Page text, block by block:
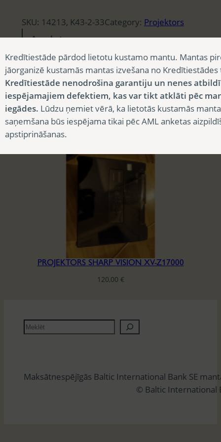
SKU: 14213, K43-2-33Category: Projektors
Apraksts
Apraksts
PROJEKTORS BENQ TH682ST
PROJEKTORS SHARP VISION XV-Z17000
120,00 €
M
e
ē
Maksātnespējīgās Baltic International Bank SE
© Baltic International
Kredītiestāde pārdod lietotu kustamo mantu. Mantas
jāorganizē kustamās mantas izvešana no
Kredītiestāde nenodrošina garantiju un nenes
iespējamajiem defektiem, kas var tikt atklāti pēc
iegādes. Lūdzu ņemiet vērā, ka lietotās kustamās
saņemšana būs iespējama tikai pēc AML anketas
apstiprināšanas.